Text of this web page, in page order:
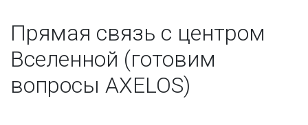
Прямая связь с центром
Вселенной (готовим
вопросы AXELOS)